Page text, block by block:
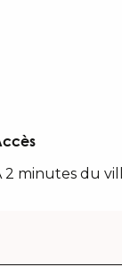
2 minutes du